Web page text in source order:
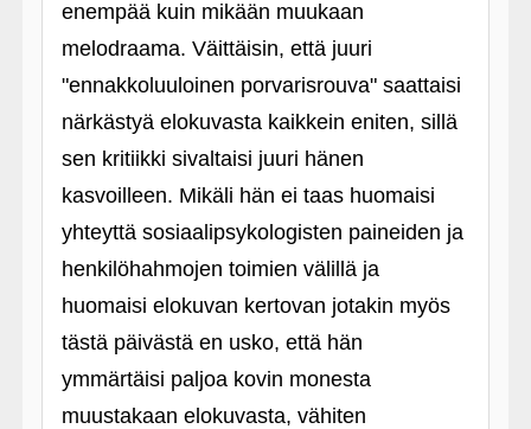
enempää kuin mikään muukaan
melodraama. Väittäisin, että juuri
"ennakkoluuloinen porvarisrouva" saattaisi
närkästyä elokuvasta kaikkein eniten, sillä
sen kritiikki sivaltaisi juuri hänen
kasvoilleen. Mikäli hän ei taas huomaisi
yhteyttä sosiaalipsykologisten paineiden ja
henkilöhahmojen toimien välillä ja
huomaisi elokuvan kertovan jotakin myös
tästä päivästä en usko, että hän
ymmärtäisi paljoa kovin monesta
muustakaan elokuvasta, vähiten